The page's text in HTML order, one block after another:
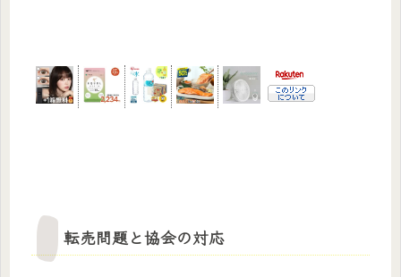
転売問題と協会の対応